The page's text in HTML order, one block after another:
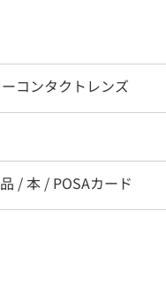
コンタクトレンズ
/ 本 / POSAカード